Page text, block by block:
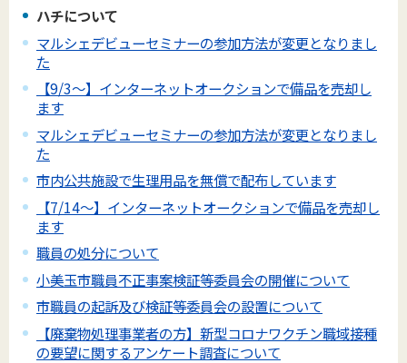
ハチについて
マルシェデビューセミナーの参加方法が変更となりまし
た
【9/3～】インターネットオークションで備品を売却し
ます
マルシェデビューセミナーの参加方法が変更となりまし
た
市内公共施設で生理用品を無償で配布しています
【7/14～】インターネットオークションで備品を売却し
ます
職員の処分について
小美玉市職員不正事案検証等委員会の開催について
市職員の起訴及び検証等委員会の設置について
【廃棄物処理事業者の方】新型コロナワクチン職域接種
の要望に関するアンケート調査について